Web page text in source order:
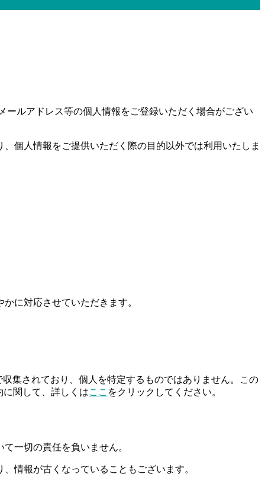
ルアドレス等の個人情報をご登録いただく場合がござい
個人情報をご提供いただく際の目的以外では利用いたしま
に対応させていただきます。
集されており、個人を特定するものではありません。この
関して、詳しくはここ をクリックしてください。
一切の責任を負いません。
情報が古くなっていることもございます。